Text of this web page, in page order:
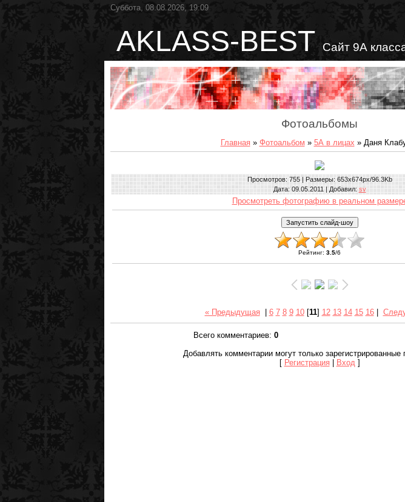
Суббота, 08.08.2026, 19:09
AKLASS-BEST Сайт 9А
Фотоальбомы
Главная » Фотоальбом » 5А в лицах » Даня
Просмотров: 755 | Размеры: 653x674px/96.3Kb
Дата: 09.05.2011 | Добавил: sv
Просмотреть фотографию в реальном
Рейтинг: 3.5/6
« Предыдущая 6 7 8 9 10[11] 12 13 14 15 16|
Всего комментариев: 0
Добавлять комментарии могут только зарегистрированные
[ Регистрация | Вход ]